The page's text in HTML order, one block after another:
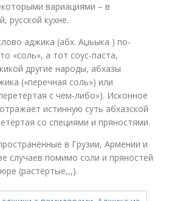
Украинская аджика
Закуска из зеленых
помидор
Хреновина с
помидорами
вариациями – в
русской кухне.
аджика (абх. Аџьыка ) по-
«соль», а тот соус-паста,
другие народы, абхазы
(«перечная соль») или
с чем-либо»). Исконное
истинную суть абхазской
со специями и пряностями.
в Грузии, Армении и
случаев помимо соли и пряностей
(растёртые,,,).